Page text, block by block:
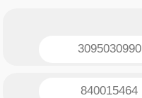
3095030990
840015464